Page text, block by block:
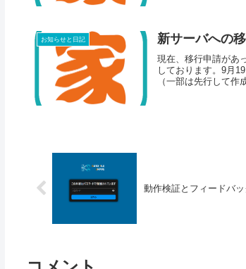
お知らせと日記 新サーバへの
現在、移行申請があ
しております。9月
（一部は先行して作
動作検証とフィードバ